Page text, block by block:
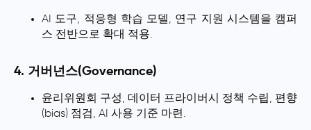
AI 도구, 적응형 학습 모델, 연구 지원 시스템을 캠퍼
스 전반으로 확대 적용.
4. 거버넌스(Governance)
윤리위원회 구성, 데이터 프라이버시 정책 수립, 편향
(bias) 점검, AI 사용 기준 마련.